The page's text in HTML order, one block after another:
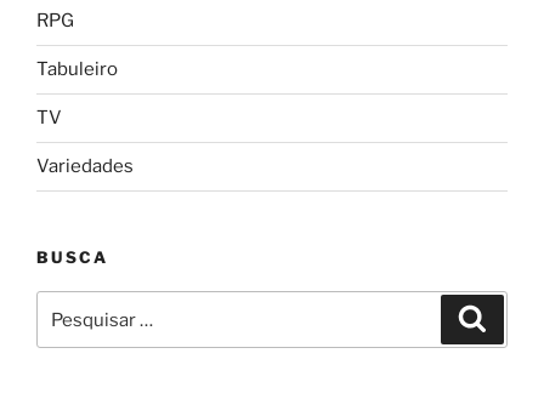
RPG
Tabuleiro
TV
Variedades
BUSCA
por: